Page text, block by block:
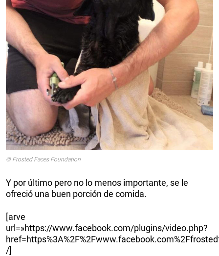
© Frosted Faces Foundation
Y por último pero no lo menos importante, se le
ofreció una buen porción de comida.
[arve
url=»https://www.facebook.com/plugins/video.php?
/]